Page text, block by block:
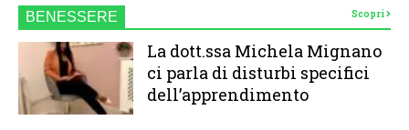
BENESSERE Scopri
La dott.ssa Michela Mignano
ci parla di disturbi specifici
dell’apprendimento